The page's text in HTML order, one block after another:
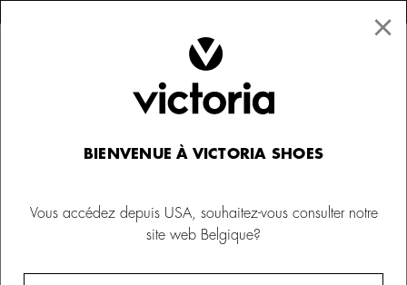
Victoria THINGS
×
BIENVENUE À VICTORIA SHOES
Vous accédez depuis USA, souhaitez-vous consulter notre
site web Belgique?